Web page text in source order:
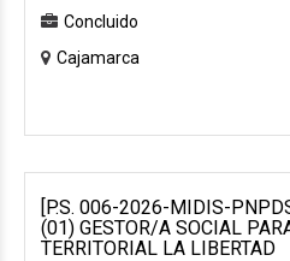
Concluido
Cajamarca
[P.S. 006-2026-MIDIS-
(01) GESTOR/A SOCIAL
TERRITORIAL LA LIBERTAD